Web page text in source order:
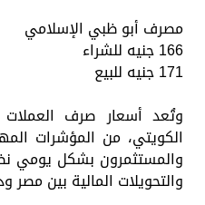
مصرف أبو ظبي الإسلامي
166 جنيه للشراء
171 جنيه للبيع
وتُعد أسعار صرف العملات
الكويتي، من المؤشرات
والمستثمرون بشكل يومي
والتحويلات المالية بين مصر